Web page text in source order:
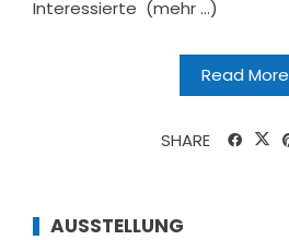
Interessierte (mehr …)
Read More
SHARE
AUSSTELLUNG